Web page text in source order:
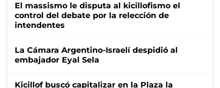
El massismo le disputa al kicillofismo el
control del debate por la relección de
intendentes
La Cámara Argentino-Israelí despidió al
embajador Eyal Sela
Kicillof buscó capitalizar en la Plaza la